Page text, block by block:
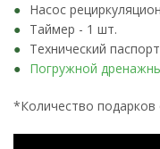
Насос
Таймер - 1 шт.
Технический
Погружной
*Количество подарков